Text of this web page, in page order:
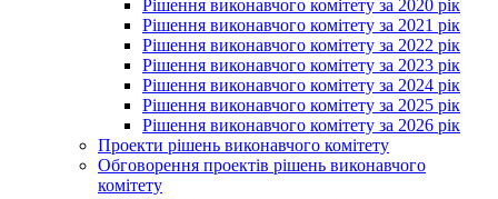
Рішення виконавчого комітету за 2020 рік
Рішення виконавчого комітету за 2021 рік
Рішення виконавчого комітету за 2022 рік
Рішення виконавчого комітету за 2023 рік
Рішення виконавчого комітету за 2024 рік
Рішення виконавчого комітету за 2025 рік
Рішення виконавчого комітету за 2026 рік
Проекти рішень виконавчого комітету
Обговорення проектів рішень виконавчого
комітету